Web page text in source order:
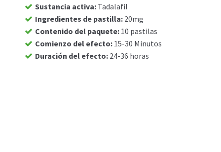
Carrito
Condiciones
Sustancia activa: Tadalafil
Ingredientes de pastilla: 20mg
Contenido del paquete: 10 pastilas
Comienzo del efecto: 15-30 Minutos
Duración del efecto: 24-36 horas